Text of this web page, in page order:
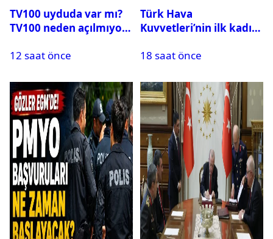
TV100 uyduda var mı?
TV100 neden açılmıyor?
12 saat önce
Türk Hava
Kuvvetleri’nin ilk kadın
Karapınar hakkında
ortaya çıktı
18 saat önce